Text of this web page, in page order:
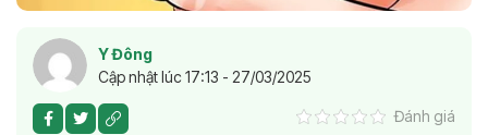
Y Đông
Cập nhật lúc 17:13 - 27/03/2025
Đánh giá